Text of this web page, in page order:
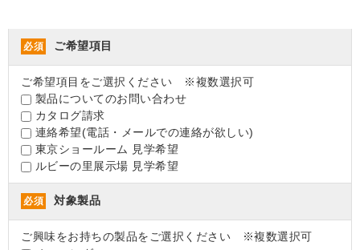
必須 ご希望項目
ご希望項目をご選択ください ※複数選択可
製品についてのお問い合わせ
カタログ請求
連絡希望(電話・メールでの連絡が欲しい)
東京ショールーム 見学希望
ルビーの里展示場 見学希望
必須 対象製品
ご興味をお持ちの製品をご選択ください ※複数選択可